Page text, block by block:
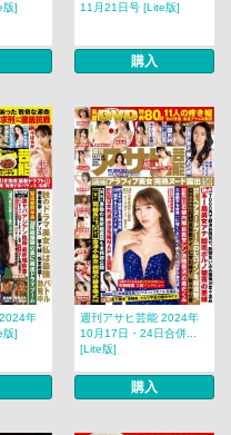
版]
11月21日号 [Lite版]
購入
年
版]
週刊アサヒ芸能 2024年
10月17日・24日合併...
[Lite版]
購入